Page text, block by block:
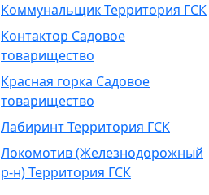
Коммунальщик Территория ГСК
Контактор Садовое
товарищество
Красная горка Садовое
товарищество
Лабиринт Территория ГСК
Локомотив (Железнодорожный
р-н) Территория ГСК